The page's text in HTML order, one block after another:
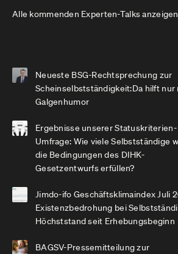
Alle kommenden Experten-Talks anzeigen
Neueste BSG-Rechtsprechung zur
Scheinselbstständigkeit:Da hilft nur
Galgenhumor
Ergebnisse unserer Statuskriterien-
Umfrage: Wie viele Selbstständige
die Bedingungen des DIHK-
Gesetzentwurfs erfüllen?
Jimdo-ifo Geschäftsklimaindex Juli
Existenzbedrohung bei
Höchststand seit Erhebungsbeginn
BAGSV-Pressemitteilung zur